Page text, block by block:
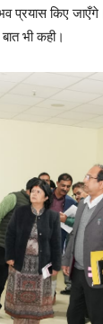
प्रयास किए
भी कही।